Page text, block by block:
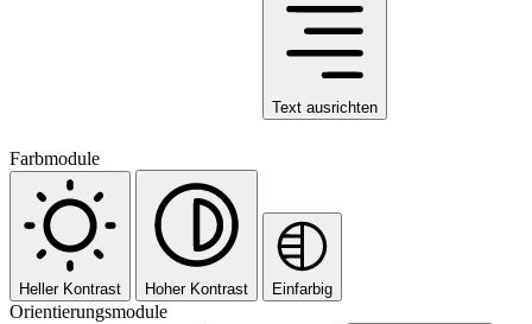
Text ausrichten
Farbmodule
Heller Kontrast Hoher Kontrast Einfarbig
Orientierungsmodule